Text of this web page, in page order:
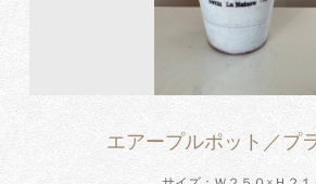
エアープルポット／プ